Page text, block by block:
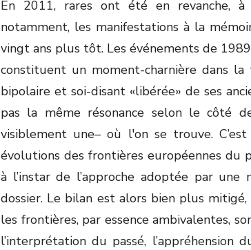
En 2011, rares ont été en revanche, à
notamment, les manifestations à la
vingt ans plus tôt. Les événements de
constituent un moment-charnière dans
bipolaire et soi-disant «libérée» de ses
pas la même résonance selon le côté
visiblement une– où l'on se trouve.
évolutions des frontières européennes du
à l’instar de l’approche adoptée par
dossier. Le bilan est alors bien plus
les frontières, par essence ambivalentes,
l’interprétation du passé, l’appréhension